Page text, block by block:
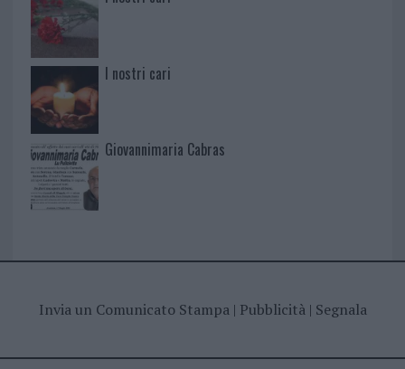
I nostri cari
Giovannimaria Cabras
Invia un Comunicato Stampa| Pubblicità| Segnala